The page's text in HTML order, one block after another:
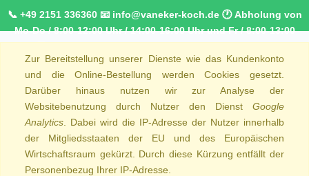
📞 +49 2151 336360 📧 info@vaneker-koch.de 🕐 Abholung von
Mo-Do / 8:00-12:00 Uhr / 14:00-16:00 Uhr und Fr / 8:00-13:00
NRW 🚛 Kostenfreie Lieferung ab 250€ Bestellwert
Zur Bereitstellung unserer Dienste wie das Kundenkonto
und die Online-Bestellung werden Cookies gesetzt.
Darüber hinaus nutzen wir zur Analyse der
Websitebenutzung durch Nutzer den Dienst Google
Analytics . Dabei wird die IP-Adresse der Nutzer innerhalb
der Mitgliedsstaaten der EU und des Europäischen
Wirtschaftsraum gekürzt. Durch diese Kürzung entfällt der
Personenbezug Ihrer IP-Adresse.